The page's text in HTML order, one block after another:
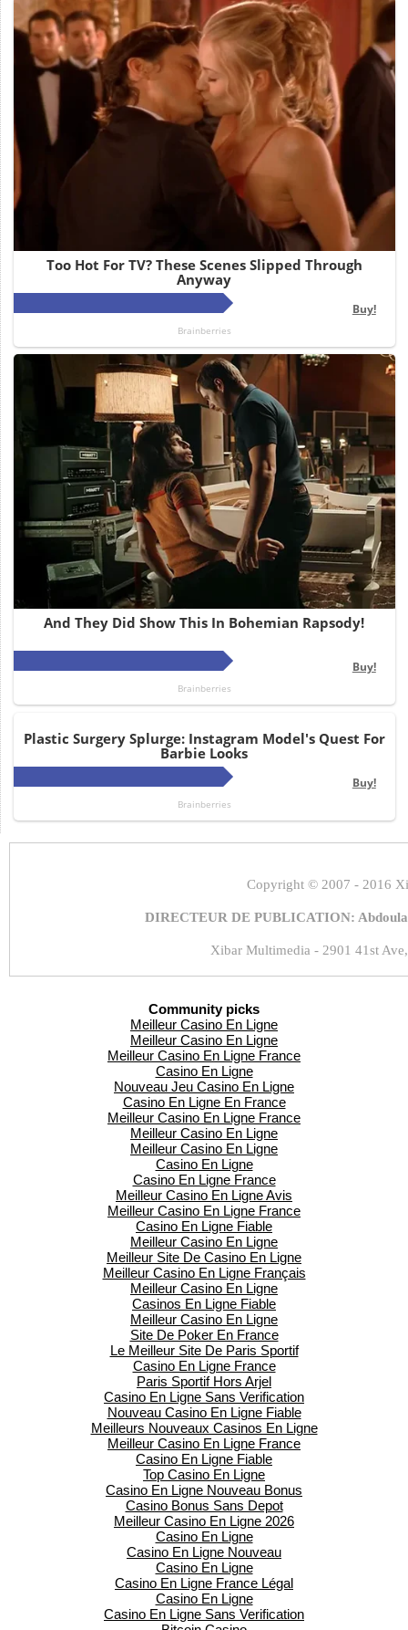
Copyright © 2007 - 2016
DIRECTEUR DE PUBLICATION:
Xibar Multimedia - 2901 41st
Community picks
Meilleur Casino En Ligne
Meilleur Casino En Ligne
Meilleur Casino En Ligne France
Casino En Ligne
Nouveau Jeu Casino En Ligne
Casino En Ligne En France
Meilleur Casino En Ligne France
Meilleur Casino En Ligne
Meilleur Casino En Ligne
Casino En Ligne
Casino En Ligne France
Meilleur Casino En Ligne Avis
Meilleur Casino En Ligne France
Casino En Ligne Fiable
Meilleur Casino En Ligne
Meilleur Site De Casino En Ligne
Meilleur Casino En Ligne Français
Meilleur Casino En Ligne
Casinos En Ligne Fiable
Meilleur Casino En Ligne
Site De Poker En France
Le Meilleur Site De Paris Sportif
Casino En Ligne France
Paris Sportif Hors Arjel
Casino En Ligne Sans Verification
Nouveau Casino En Ligne Fiable
Meilleurs Nouveaux Casinos En Ligne
Meilleur Casino En Ligne France
Casino En Ligne Fiable
Top Casino En Ligne
Casino En Ligne Nouveau Bonus
Casino Bonus Sans Depot
Meilleur Casino En Ligne 2026
Casino En Ligne
Casino En Ligne Nouveau
Casino En Ligne
Casino En Ligne France Légal
Casino En Ligne
Casino En Ligne Sans Verification